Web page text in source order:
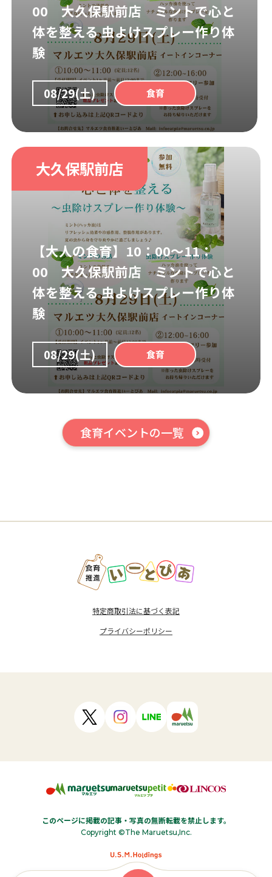
00 大久保駅前店 ミントで心と
体を整える 虫よけスプレー作り体
験
08/29(土) 食育
【大人の食育】10：00～11：
00 大久保駅前店 ミントで心と
体を整える 虫よけスプレー作り体
験
08/29(土) 食育
大久保駅前店
食育イベントの一覧
特定商取引法に基づく表記
プライバシーポリシー
このページに掲載の記事・写真の無断転載を禁止します。
Copyright ©The Maruetsu,Inc.